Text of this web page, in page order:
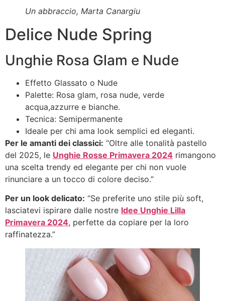
Un abbraccio, Marta Canargiu
Delice Nude Spring
Unghie Rosa Glam e Nude
Effetto Glassato o Nude
Palette: Rosa glam, rosa nude, verde
acqua,azzurre e bianche.
Tecnica: Semipermanente
Ideale per chi ama look semplici ed eleganti.
Per le amanti dei classici: “Oltre alle tonalità pastello
del 2025, le Unghie Rosse Primavera 2024 rimangono
una scelta trendy ed elegante per chi non vuole
rinunciare a un tocco di colore deciso.”
Per un look delicato: “Se preferite uno stile più soft,
lasciatevi ispirare dalle nostre Idee Unghie Lilla
Primavera 2024, perfette da copiare per la loro
raffinatezza.”